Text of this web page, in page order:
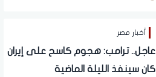
أخبار مصر
عاجل.. ترامب: هجوم كاسح على إيران
كان سينفذ الليلة الماضية